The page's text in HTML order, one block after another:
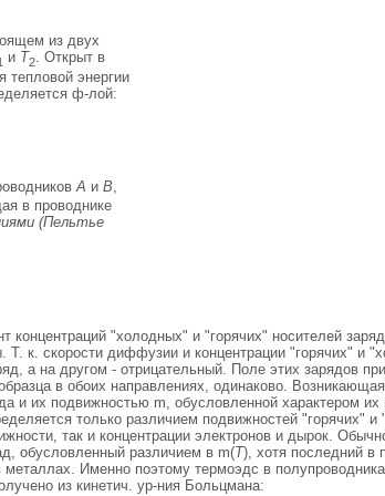
из двух
и Т2. Открыт в
тепловой энергии
ф-лой:
А и В
в проводнике
(Пельтье
"холодных" и "горячих" носителей
к. скорости диффузии и концентрации "горячих" и
а на другом - отрицательный. Поле этих зарядов
в обоих направлениях, одинаково.
и их подвижностью m, обусловленной характером их
только различием подвижностей "горячих" и
так и концентрации электронов и дырок.
обусловленный различием в m(T), хотя последний в
Именно поэтому термоэдс в
из кинетич. ур-ния Больцмана: